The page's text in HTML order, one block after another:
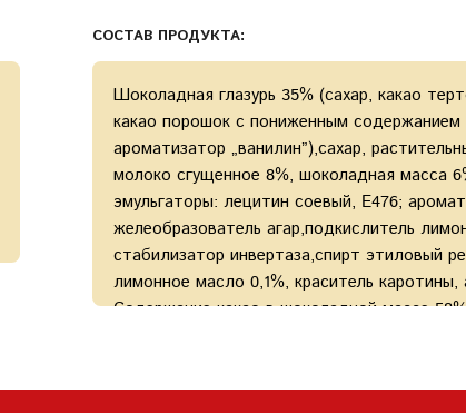
СОСТАВ ПРОДУКТА:
Шоколадная глазурь 35% (сахар, какао
какао порошок с пониженным
ароматизатор „ванилин”),сахар,
молоко сгущенное 8%, шоколадная масса
эмульгаторы: лецитин соевый, E476;
желеобразователь агар,подкислитель
стабилизатор инвертаза,спирт этиловый
лимонное масло 0,1%, краситель
Содержание какао в шоколадной массе 58%